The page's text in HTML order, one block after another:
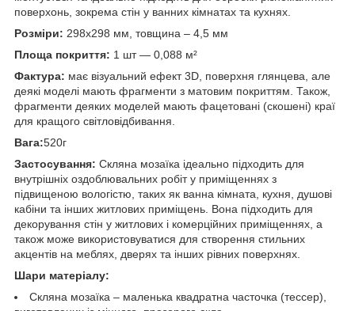
поверхонь, зокрема стін у ванних кімнатах та кухнях.
Розміри: 298х298 мм, товщина – 4,5 мм
Площа покриття: 1 шт — 0,088 м²
Фактура: має візуальний ефект 3D, поверхня глянцева, але
деякі моделі мають фрагменти з матовим покриттям. Також,
фрагменти деяких моделей мають фацетовані (скошені) краї
для кращого світловідбивання.
Вага:520г
Застосування: Скляна мозаїка ідеально підходить для
внутрішніх оздоблювальних робіт у приміщеннях з
підвищеною вологістю, таких як ванна кімната, кухня, душові
кабіни та інших житлових приміщень. Вона підходить для
декорування стін у житлових і комерційних приміщеннях, а
також може використовуватися для створення стильних
акцентів на меблях, дверях та інших рівних поверхнях.
Шари матеріалу:
Скляна мозаїка – маленька квадратна часточка (тессер),